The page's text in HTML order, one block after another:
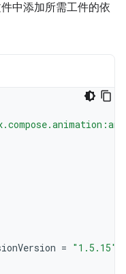
中添加所需工件的依
= "1.5.15"